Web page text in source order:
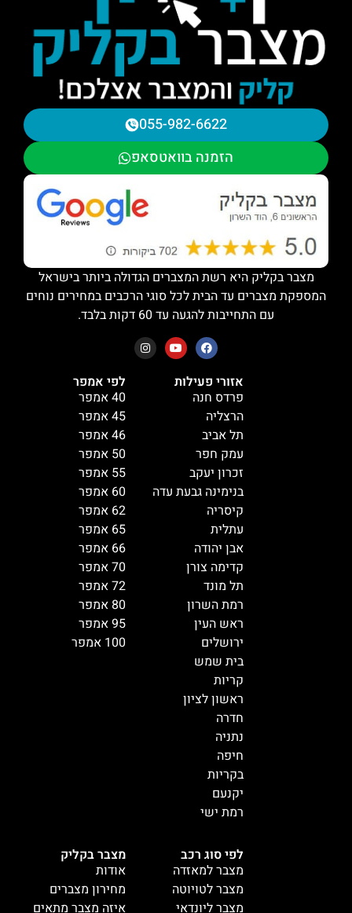
מצבר בקליק
אודות
מחירון מצברים
איזה מצבר מתאים
לפי סוג רכב
מצבר למאזדה
מצבר לטויוטה
מצבר ליונדאי
לפי אמפר
40 אמפר
45 אמפר
46 אמפר
50 אמפר
55 אמפר
60 אמפר
62 אמפר
65 אמפר
66 אמפר
70 אמפר
72 אמפר
80 אמפר
95 אמפר
100 אמפר
אזורי פעילות
פרדס חנה
הרצליה
תל אביב
עמק חפר
זכרון יעקב
בנימינה גבעת עדה
קיסריה
עתלית
אבן יהודה
קדימה צורן
תל מונד
רמת השרון
ראש העין
ירושלים
בית שמש
קריות
ראשון לציון
חדרה
נתניה
חיפה
בקריות
יקנעם
רמת ישי
055-982-6622
הזמנה בוואטסאפ
מצבר בקליק היא רשת המצברים הגדולה ביותר בישראל
המספקת מצברים עד הבית לכל סוגי הרכבים במחירים נוחים
עם התחייבות להגעה עד 60 דקות בלבד.